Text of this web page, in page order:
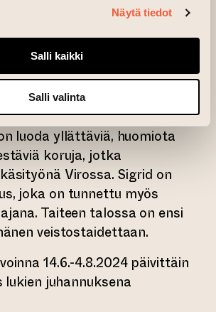
Näytä tiedot
Salli kaikki
Salli valinta
ja tunnettu töistään mm.
muotoillut koruja omalle
2016. Hänen
luoda yllättäviä, huomiota
koruja, jotka
Virossa. Sigrid on
joka on tunnettu myös
Taiteen talossa on ensi
veistostaidettaan.
14.6.-4.8.2024 päivittäin
lukien juhannuksena